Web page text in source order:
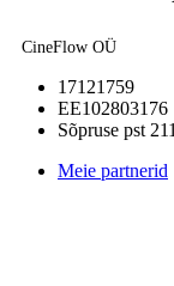
CineFlow OÜ
17121759
EE102803176
Sõpruse pst
Meie partnerid